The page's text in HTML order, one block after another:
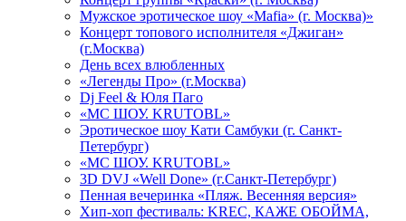
Мужское эротическое шоу «Mafia» (г. Москва)»
Концерт топового исполнителя «Джиган»
(г.Москва)
День всех влюбленных
«Легенды Про» (г.Москва)
Dj Feel & Юля Паго
«МС ШОУ. KRUTOBL»
Эротическое шоу Кати Самбуки (г. Санкт-
Петербург)
«МС ШОУ. KRUTOBL»
3D DVJ «Well Done» (г.Санкт-Петербург)
Пенная вечеринка «Пляж. Весенняя версия»
Хип-хоп фестиваль: KREC, КАЖЕ ОБОЙМА,